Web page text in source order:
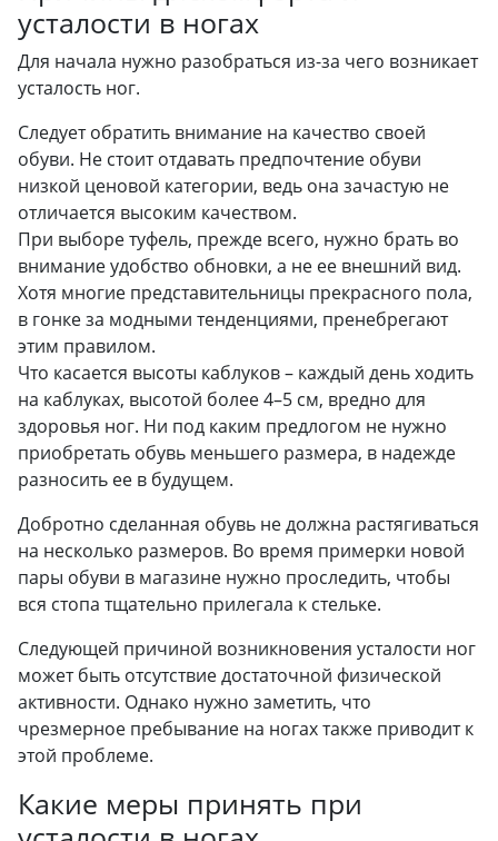
усталости в ногах
Для начала нужно разобраться из-за чего возникает
усталость ног.
Следует обратить внимание на качество своей
обуви. Не стоит отдавать предпочтение обуви
низкой ценовой категории, ведь она зачастую не
отличается высоким качеством.
При выборе туфель, прежде всего, нужно брать во
внимание удобство обновки, а не ее внешний вид.
Хотя многие представительницы прекрасного пола,
в гонке за модными тенденциями, пренебрегают
этим правилом.
Что касается высоты каблуков – каждый день ходить
на каблуках, высотой более 4–5 см, вредно для
здоровья ног. Ни под каким предлогом не нужно
приобретать обувь меньшего размера, в надежде
разносить ее в будущем.
Добротно сделанная обувь не должна растягиваться
на несколько размеров. Во время примерки новой
пары обуви в магазине нужно проследить, чтобы
вся стопа тщательно прилегала к стельке.
Следующей причиной возникновения усталости ног
может быть отсутствие достаточной физической
активности. Однако нужно заметить, что
чрезмерное пребывание на ногах также приводит к
этой проблеме.
Какие меры принять при